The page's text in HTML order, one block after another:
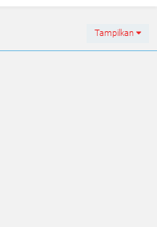
Tampilkan